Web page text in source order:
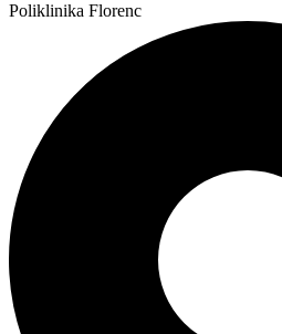
Poliklinika Florenc